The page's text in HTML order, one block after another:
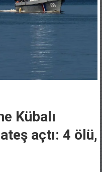
Kübalı
açtı: 4 ölü,